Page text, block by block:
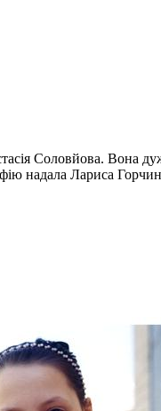
Соловйова. Вона
надала Лариса